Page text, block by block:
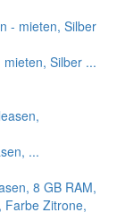
Silber ...
...